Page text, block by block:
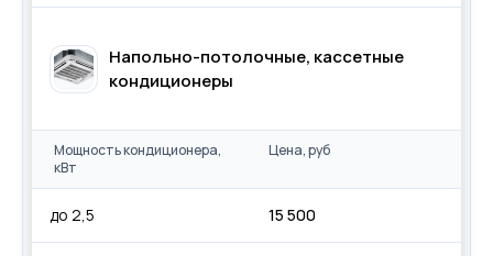
Напольно-потолочные, кассетные
кондиционеры
Мощность кондиционера,
кВт
Цена, руб
до 2,5 15 500